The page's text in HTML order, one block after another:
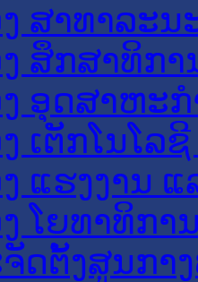
ສາທາລະນ
ສຶກສາທິກາ
ອຸດສາຫະ
ເຕັກໂນໂລ
ແຮງງານ
ໂຍທາທິກາ
ດຕັ້ງສູນກາ